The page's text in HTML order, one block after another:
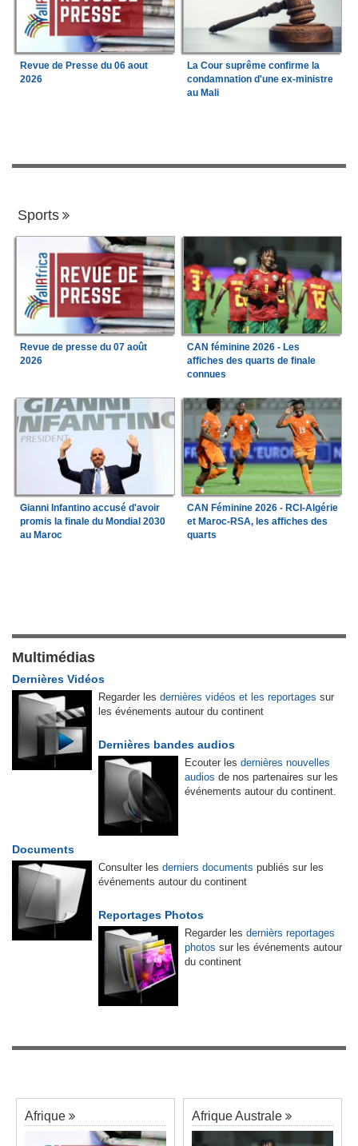
Revue de Presse du 06 aout
2026
La Cour suprême confirme la
condamnation d'une ex-ministre
au Mali
Sports
Revue de presse du 07 août
2026
CAN féminine 2026 - Les
affiches des quarts de finale
connues
Gianni Infantino accusé d'avoir
promis la finale du Mondial 2030
au Maroc
CAN Féminine 2026 - RCI-Algérie
et Maroc-RSA, les affiches des
quarts
Multimédias
Dernières Vidéos
Regarder les dernières vidéos et les reportages sur
les événements autour du continent
Dernières bandes audios
Ecouter les dernières nouvelles
audios de nos partenaires sur les
événements autour du continent.
Documents
Consulter les derniers documents publiés sur les
événements autour du continent
Reportages Photos
Regarder les dernièrs reportages
photos sur les événements autour
du continent
Afrique Afrique Australe